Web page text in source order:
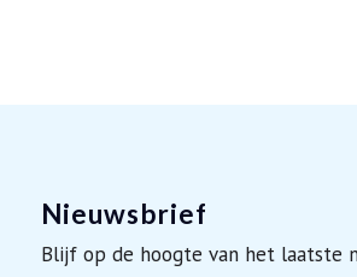
Nieuwsbrief
Blijf op de hoogte van het laatste